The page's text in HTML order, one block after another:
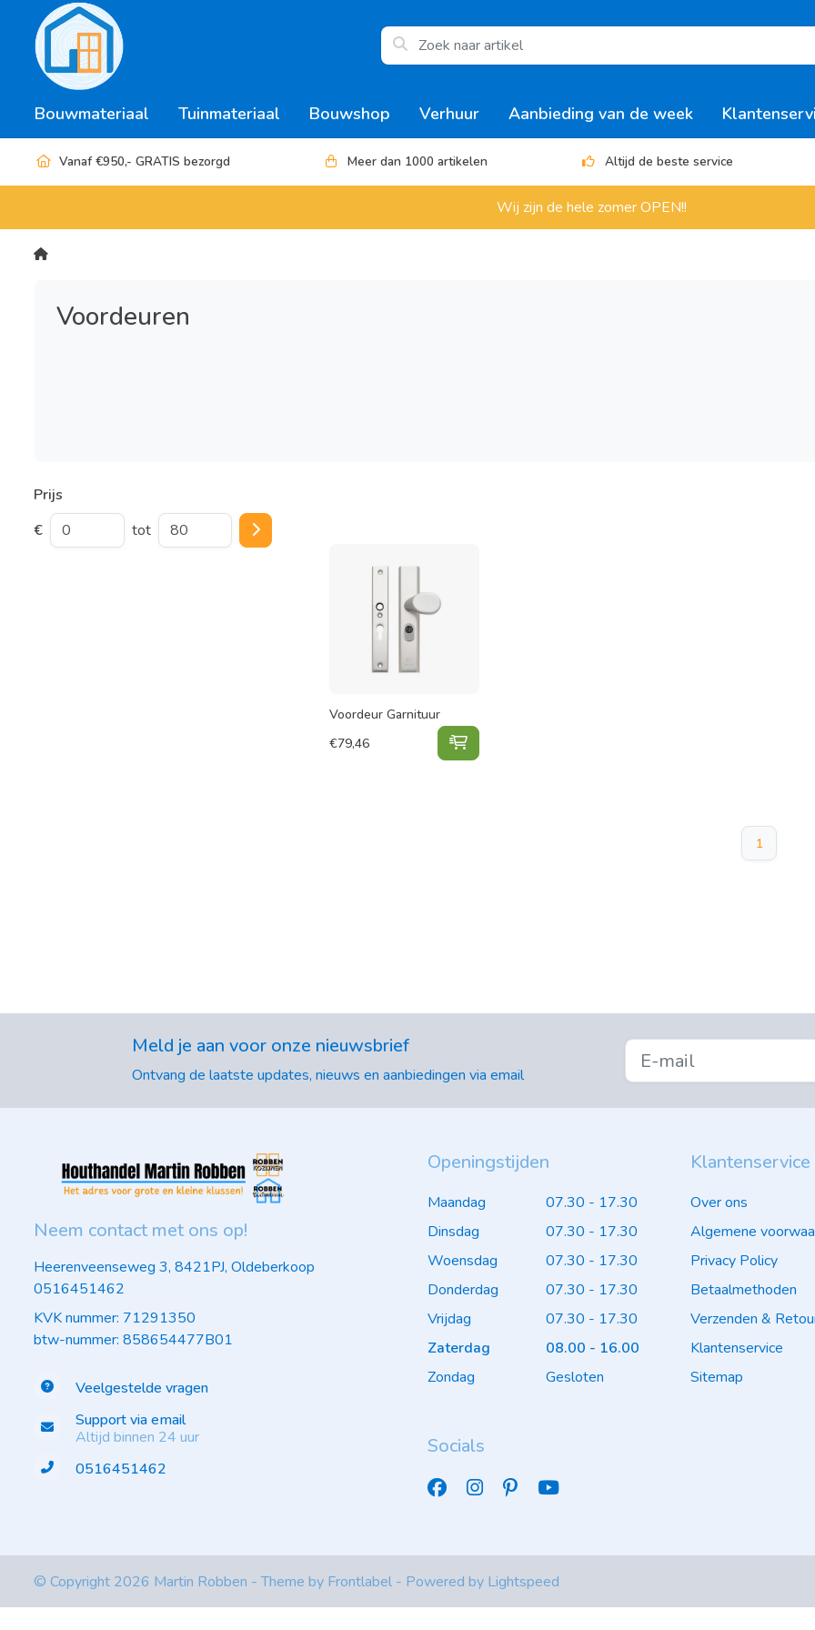
Bouwmateriaal Tuinmateriaal Bouwshop Verhuur Aanbieding van de week
Vanaf €950,- GRATIS bezorgd Meer dan 1000 artikelen Altijd de beste service
Wij zijn de hele zomer OPEN!!
Voordeuren
Prijs
€
tot
Voordeur Garnituur
€79,46 Voordeur Garnituur toevoegen aan winkelwagen
1
Meld je aan voor onze nieuwsbrief
Ontvang de laatste updates, nieuws en aanbiedingen via email
Neem contact met ons op!
Heerenveenseweg 3, 8421PJ, Oldeberkoop
0516451462
KVK nummer: 71291350
btw-nummer: 858654477B01
Veelgestelde vragen
Support via email
Altijd binnen 24 uur
0516451462
Openingstijden
Maandag
07.30 - 17.30
Dinsdag
07.30 - 17.30
Woensdag
07.30 - 17.30
Donderdag
07.30 - 17.30
Vrijdag
07.30 - 17.30
Zaterdag
08.00 - 16.00
Zondag
Gesloten
Socials
Klantenservice
Over ons
Algemene
Privacy Policy
Betaalmethoden
Verzenden &
Klantenservice
Sitemap
© Copyright 2026 Martin Robben - Theme by Frontlabel - Powered by Lightspeed